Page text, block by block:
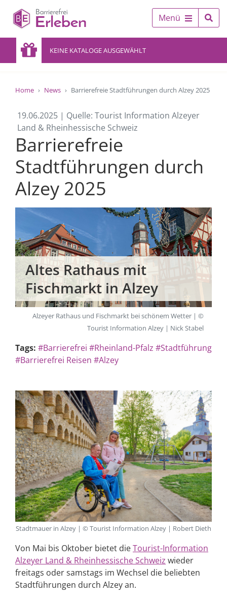
Menü
KEINE KATALOGE AUSGEWÄHLT
Home News Barrierefreie Stadtführungen durch Alzey 2025
19.06.2025 | Quelle: Tourist Information Alzeyer
Land & Rheinhessische Schweiz
Barrierefreie
Stadtführungen durch
Alzey 2025
Altes Rathaus mit
Fischmarkt in Alzey
Alzeyer Rathaus und Fischmarkt bei schönem Wetter | ©
Tourist Information Alzey | Nick Stabel
Tags: #Barrierefrei #Rheinland-Pfalz #Stadtführung
#Barrierefrei Reisen #Alzey
Von Mai bis Oktober bietet dieTourist-Information
Alzeyer Land & Rheinhessische Schweiz wieder
freitags oder samstags im Wechsel die beliebten
Stadtführungen durch Alzey an.
Stadtmauer in Alzey | © Tourist Information Alzey | Robert Dieth